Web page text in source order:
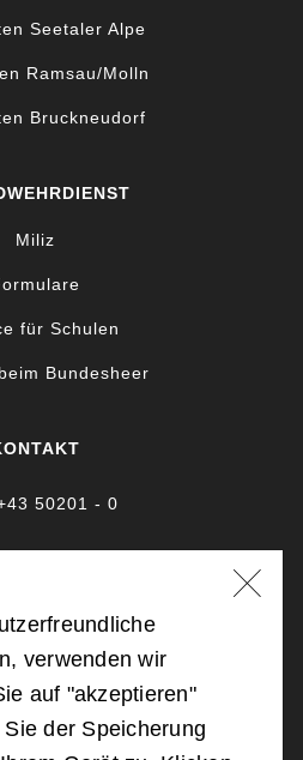
Seetaler Alpe
Ramsau/Molln
Bruckneudorf
Miliz
für Schulen
Bundesheer
50201 - 0
für Landesverteidigung
verwenden wir
auf "akzeptieren"
der Speicherung